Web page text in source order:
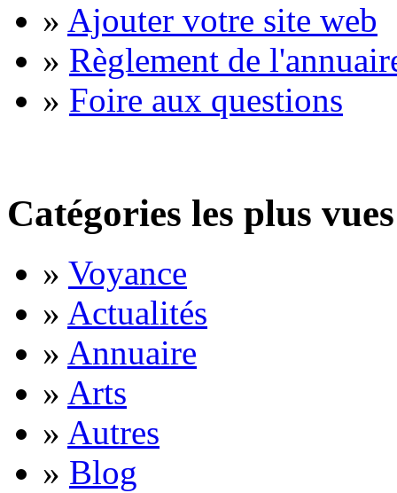
» Ajouter votre site web
» Règlement de
» Foire aux questions
Catégories les plus vues
» Voyance
» Actualités
» Annuaire
» Arts
» Autres
» Blog